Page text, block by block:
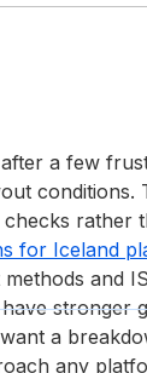
a few
conditions.
rather
for Iceland
and
stronger
a
any